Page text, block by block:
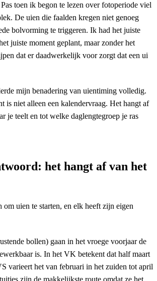
toen ik begon te lezen over fotoperiode viel
De uien die faalden kregen niet genoeg
bolvorming te triggeren. Ik had het juiste
juiste moment geplant, maar zonder het
dat er daadwerkelijk voor zorgt dat een ui
mijn benadering van uientiming volledig.
is niet alleen een kalendervraag. Het hangt af
je teelt en tot welke daglengtegroep je ras
het hangt af van het
om uien te starten, en elk heeft zijn eigen
bollen) gaan in het vroege voorjaar de
is. In het VK betekent dat half maart
varieert het van februari in het zuiden tot april
zijn de makkelijkste route omdat ze het